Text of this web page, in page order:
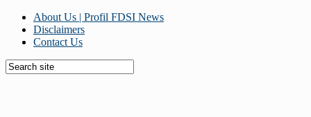
About Us | Profil FDSI News
Disclaimers
Contact Us